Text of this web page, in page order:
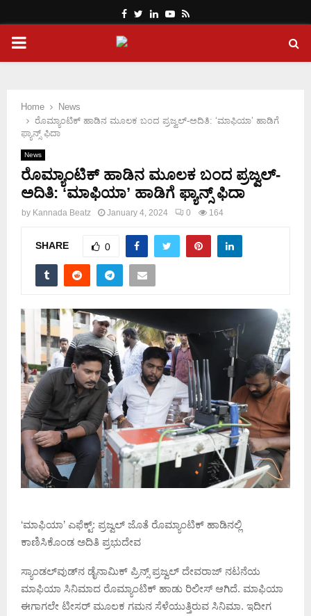
Facebook
Twitter
LinkedinYoutube
Rss
PRIMARY
Home
News
ರೊಮ್ಯಾಂಟಿಕ್ ಹಾಡಿನ ಮೂಲಕ ಬಂದ ಪ್ರಜ್ವಲ್-ಅದಿತಿ: ‘ಮಾಫಿಯಾ’ ಹಾಡಿಗೆ
ಫ್ಯಾನ್ಸ್ ಫಿದಾ
News
ರೊಮ್ಯಾಂಟಿಕ್ ಹಾಡಿನ ಮೂಲಕ ಬಂದ ಪ್ರಜ್ವಲ್-
ಅದಿತಿ: ‘ಮಾಫಿಯಾ’ ಹಾಡಿಗೆ ಫ್ಯಾನ್ಸ್ ಫಿದಾ
by Kannada Beatz January 4, 2024 0 164
SHARE 0
‘ಮಾಫಿಯಾ’ ಎಫೆಕ್ಟ್: ಪ್ರಜ್ವಲ್ ಜೊತೆ ರೊಮ್ಯಾಂಟಿಕ್ ಹಾಡಿನಲ್ಲಿ
ಕಾಣಿಸಿಕೊಂಡ ಅದಿತಿ ಪ್ರಭುದೇವ
ಸ್ಯಾಂಡಲ್‌ವುಡ್‌ನ ಡೈನಾಮಿಕ್ ಪ್ರಿನ್ಸ್ ಪ್ರಜ್ವಲ್ ದೇವರಾಜ್ ನಟನೆಯ
ಮಾಫಿಯಾ ಸಿನಿಮಾದ ರೊಮ್ಯಾಂಟಿಕ್ ಹಾಡು ರಿಲೀಸ್ ಆಗಿದೆ. ಮಾಫಿಯಾ
ಈಗಾಗಲೇ ಟೀಸರ್ ಮೂಲಕ ಗಮನ ಸೆಳೆಯುತ್ತಿರುವ ಸಿನಿಮಾ. ಇದೀಗ